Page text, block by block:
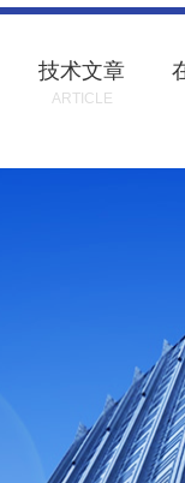
技术文章
ARTICLE